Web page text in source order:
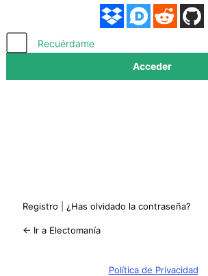
Recuérdame
Registro ¿Has olvidado la contraseña?
← Ir a Electomanía
Política de Privacidad